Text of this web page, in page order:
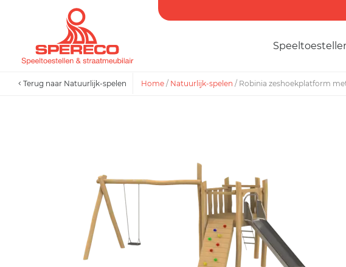
Terug naar Natuurlijk-spelen Home / Natuurlijk-spelen / Robinia zeshoekplatform